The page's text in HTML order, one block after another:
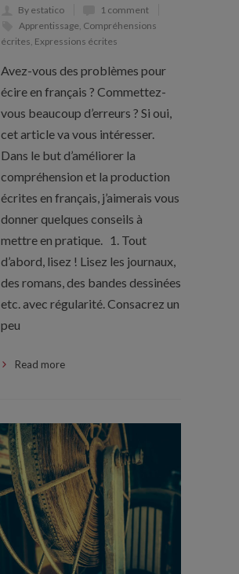
By estatico
1 comment
Apprentissage Compréhensions
écrites Expressions écrites
Avez-vous des problèmes pour
écire en français ? Commettez-
vous beaucoup d’erreurs ? Si oui,
cet article va vous intéresser.
Dans le but d’améliorer la
compréhension et la production
écrites en français, j’aimerais vous
donner quelques conseils à
mettre en pratique. 1. Tout
d’abord, lisez ! Lisez les journaux,
des romans, des bandes dessinées
etc. avec régularité. Consacrez un
peu
Read more